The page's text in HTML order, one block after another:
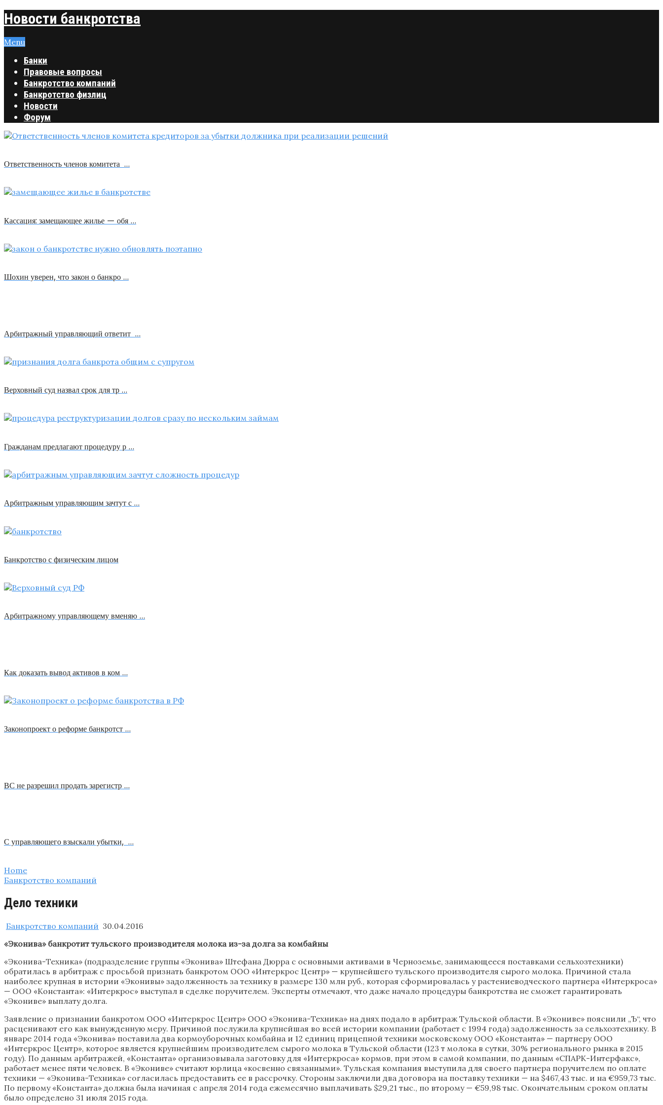
Новости банкротства
Menu
Банки
Правовые вопросы
Банкротство компаний
Банкротство физлиц
Новости
Форум
Ответственность членов комитета …
Кассация: замещающее жилье — обя …
Шохин уверен, что закон о банкро …
Арбитражный управляющий ответит …
Верховный суд назвал срок для тр …
Гражданам предлагают процедуру р …
Арбитражным управляющим зачтут с …
Банкротство с физическим лицом
Арбитражному управляющему вменяю …
Как доказать вывод активов в ком …
Законопроект о реформе банкротст …
ВС не разрешил продать зарегистр …
С управляющего взыскали убытки, …
Home
Банкротство компаний
Дело техники
Банкротство компаний 30.04.2016
«Эконива» банкротит тульского производителя молока из-за долга за комбайны
«Эконива-Техника» (подразделение группы «Эконива» Штефана Дюрра с основными активами в Черноземье, занимающееся поставками сельхозтехники)
обратилась в арбитраж с просьбой признать банкротом ООО «Интеркрос Центр» — крупнейшего тульского производителя сырого молока. Причиной стала
наиболее крупная в истории «Эконивы» задолженность за технику в размере 130 млн руб., которая сформировалась у растениеводческого партнера «Интеркроса»
— ООО «Константа»: «Интеркрос» выступал в сделке поручителем. Эксперты отмечают, что даже начало процедуры банкротства не сможет гарантировать
«Экониве» выплату долга.
Заявление о признании банкротом ООО «Интеркрос Центр» ООО «Эконива-Техника» на днях подало в арбитраж Тульской области. В «Экониве» пояснили „Ъ“, что
расценивают его как вынужденную меру. Причиной послужила крупнейшая во всей истории компании (работает с 1994 года) задолженность за сельхозтехнику. В
январе 2014 года «Эконива» поставила два кормоуборочных комбайна и 12 единиц прицепной техники московскому ООО «Константа» — партнеру ООО
«Интеркрос Центр», которое является крупнейшим производителем сырого молока в Тульской области (123 т молока в сутки, 30% регионального рынка в 2015
году). По данным арбитражей, «Константа» организовывала заготовку для «Интеркроса» кормов, при этом в самой компании, по данным «СПАРК-Интерфакс»,
работает менее пяти человек. В «Экониве» считают юрлица «косвенно связанными». Тульская компания выступила для своего партнера поручителем по оплате
техники — «Эконива-Техника» согласилась предоставить ее в рассрочку. Стороны заключили два договора на поставку техники — на $467,43 тыс. и на €959,73 тыс.
По первому «Константа» должна была начиная с апреля 2014 года ежемесячно выплачивать $29,21 тыс., по второму — €59,98 тыс. Окончательным сроком оплаты
было определено 31 июля 2015 года.